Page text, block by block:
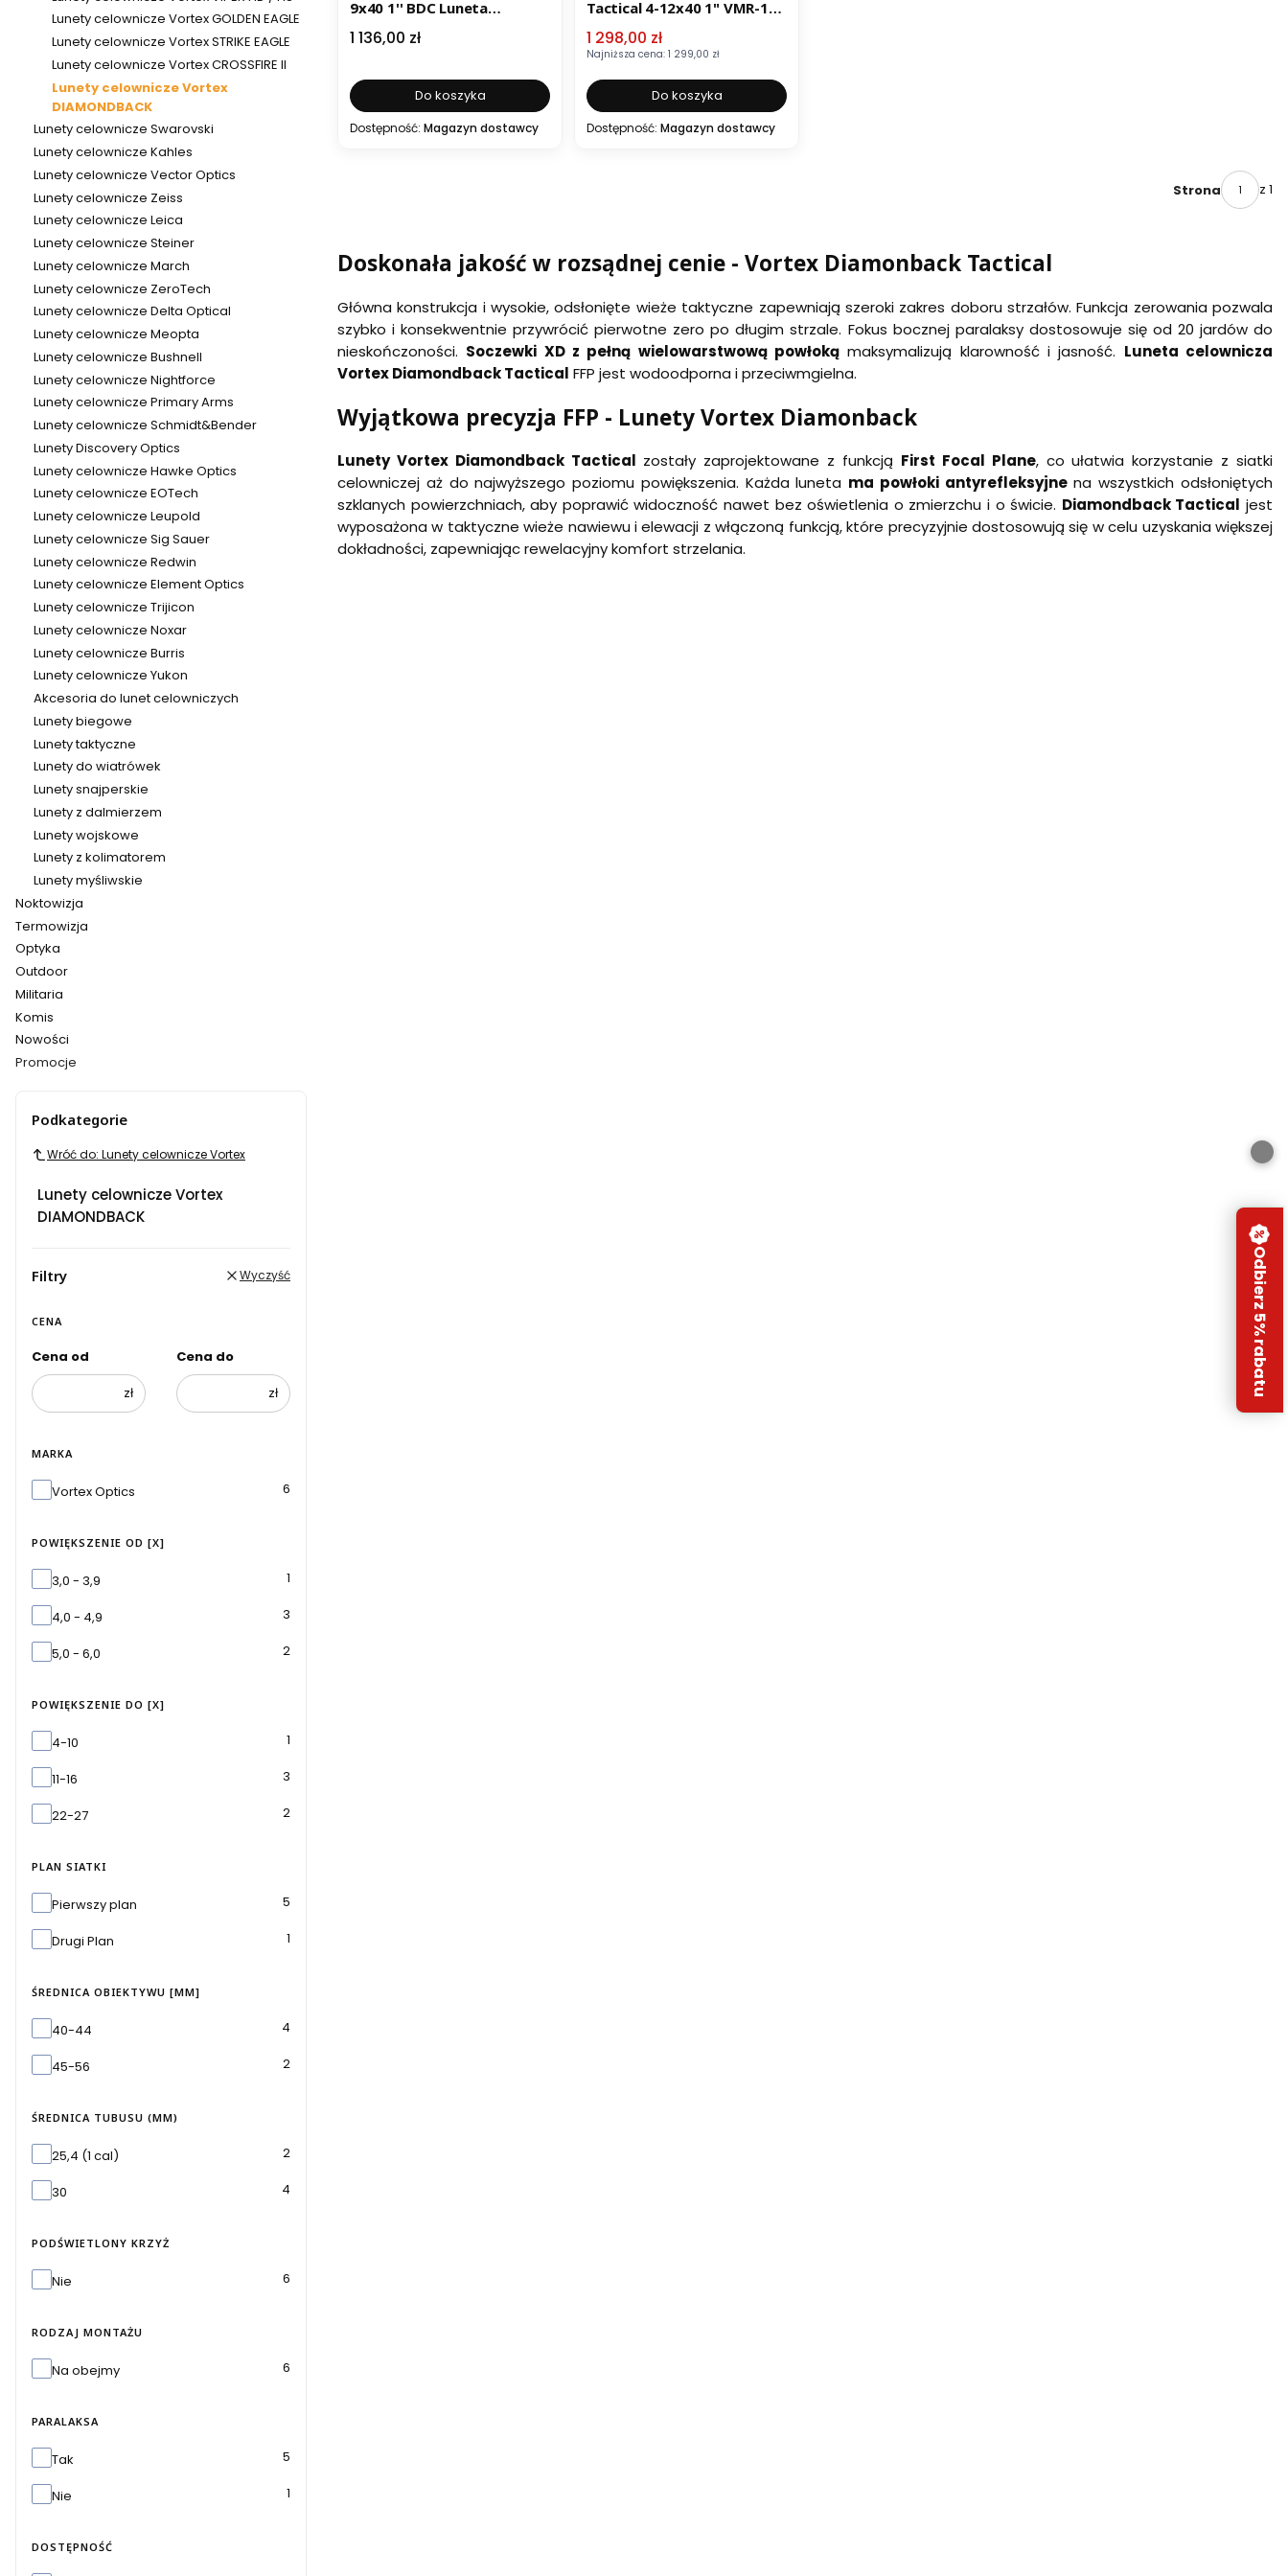
Lunety celownicze Vortex GOLDEN EAGLE
Lunety celownicze Vortex STRIKE EAGLE
Lunety celownicze Vortex CROSSFIRE II
Lunety celownicze Vortex
DIAMONDBACK
Lunety celownicze Swarovski
Lunety celownicze Kahles
Lunety celownicze Vector Optics
Lunety celownicze Zeiss
Lunety celownicze Leica
Lunety celownicze Steiner
Lunety celownicze March
Lunety celownicze ZeroTech
Lunety celownicze Delta Optical
Lunety celownicze Meopta
Lunety celownicze Bushnell
Lunety celownicze Nightforce
Lunety celownicze Primary Arms
Lunety celownicze Schmidt&Bender
Lunety Discovery Optics
Lunety celownicze Hawke Optics
Lunety celownicze EOTech
Lunety celownicze Leupold
Lunety celownicze Sig Sauer
Lunety celownicze Redwin
Lunety celownicze Element Optics
Lunety celownicze Trijicon
Lunety celownicze Noxar
Lunety celownicze Burris
Lunety celownicze Yukon
Akcesoria do lunet celowniczych
Lunety biegowe
Lunety taktyczne
Lunety do wiatrówek
Lunety snajperskie
Lunety z dalmierzem
Lunety wojskowe
Lunety z kolimatorem
Lunety myśliwskie
Noktowizja
Termowizja
Optyka
Outdoor
Militaria
Komis
Nowości
Promocje
Podkategorie
Wróć do: Lunety celownicze Vortex
Lunety celownicze Vortex
DIAMONDBACK
Filtry Wyczyść
CENA
Cena od
zł
Cena do
zł
MARKA
Marka
Vortex Optics 6
POWIĘKSZENIE OD [X]
Powiększenie od [x]
3,0 - 3,9 1
4,0 - 4,9 3
5,0 - 6,0 2
POWIĘKSZENIE DO [X]
Powiększenie do [x]
4-10 1
11-16 3
22-27 2
PLAN SIATKI
Plan siatki
Pierwszy plan 5
Drugi Plan 1
ŚREDNICA OBIEKTYWU [MM]
Średnica obiektywu [mm]
40-44 4
45-56 2
ŚREDNICA TUBUSU (MM)
Średnica tubusu (mm)
25,4 (1 cal) 2
30 4
PODŚWIETLONY KRZYŻ
Podświetlony krzyż
Nie 6
RODZAJ MONTAŻU
Rodzaj montażu
Na obejmy 6
PARALAKSA
Paralaksa
Tak 5
Nie 1
DOSTĘPNOŚĆ
9x40 1'' BDC Luneta
Cena
1 136,00 zł
Do koszyka
Dostępność: Magazyn dostawcy
Tactical 4-12x40 1" VMR-1
Cena promocyjna
1 298,00 zł
Najniższa cena: 1 299,00 zł
Do koszyka
Dostępność: Magazyn dostawcy
Strona z 1
Doskonała jakość w rozsądnej cenie - Vortex Diamonback Tactical
Główna konstrukcja i wysokie, odsłonięte wieże taktyczne zapewniają szeroki zakres doboru strzałów. Funkcja zerowania pozwala
szybko i konsekwentnie przywrócić pierwotne zero po długim strzale. Fokus bocznej paralaksy dostosowuje się od 20 jardów do
nieskończoności. Soczewki XD z pełną wielowarstwową powłoką maksymalizują klarowność i jasność. Luneta celownicza
Vortex Diamondback Tactical FFP jest wodoodporna i przeciwmgielna.
Wyjątkowa precyzja FFP - Lunety Vortex Diamonback
Lunety Vortex Diamondback Tactical zostały zaprojektowane z funkcją First Focal Plane, co ułatwia korzystanie z siatki
celowniczej aż do najwyższego poziomu powiększenia. Każda luneta ma powłoki antyrefleksyjnena wszystkich odsłoniętych
szklanych powierzchniach, aby poprawić widoczność nawet bez oświetlenia o zmierzchu i o świcie. Diamondback Tactical jest
wyposażona w taktyczne wieże nawiewu i elewacji z włączoną funkcją, które precyzyjnie dostosowują się w celu uzyskania większej
dokładności, zapewniając rewelacyjny komfort strzelania.
Odbierz 5% rabatu